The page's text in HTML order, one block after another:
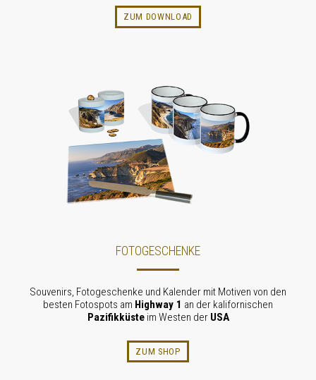
ZUM DOWNLOAD
FOTOGESCHENKE
Souvenirs, Fotogeschenke und Kalender mit Motiven von den
besten Fotospots am Highway 1 an der kalifornischen
Pazifikküsteim Westen der USA
ZUM SHOP